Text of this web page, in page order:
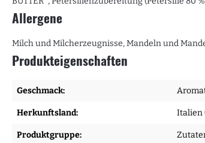
Allergene
Milch und Milcherzeugnisse, Mandeln und
Produkteigenschaften
Geschmack:
Herkunftsland: Italien
Produktgruppe: